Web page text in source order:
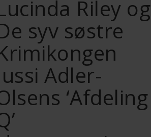
Riley og
syv søstre
Adler-
‘Afdeling